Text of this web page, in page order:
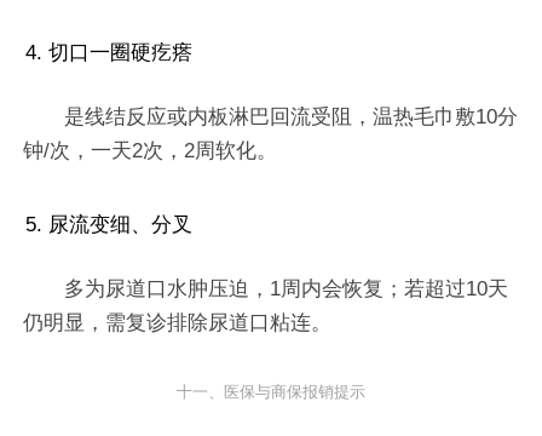
4. 切口一圈硬疙瘩
是线结反应或内板淋巴回流受阻，温热毛巾敷10分
钟/次，一天2次，2周软化。
5. 尿流变细、分叉
多为尿道口水肿压迫，1周内会恢复；若超过10天
仍明显，需复诊排除尿道口粘连。
十一、医保与商保报销提示